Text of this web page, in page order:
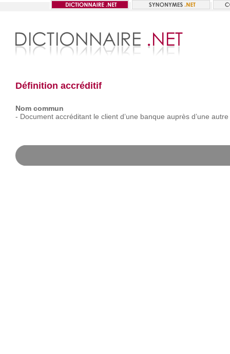
Définition accréditif
Nom commun
- Document accréditant le client d’une banque auprès d’une autre